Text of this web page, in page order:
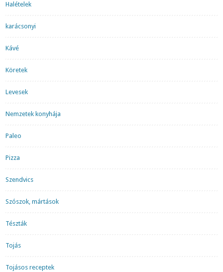
Halételek
karácsonyi
Kávé
Köretek
Levesek
Nemzetek konyhája
Paleo
Pizza
Szendvics
Szószok, mártások
Tészták
Tojás
Tojásos receptek